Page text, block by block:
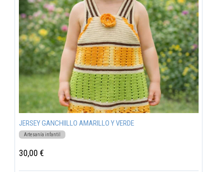
JERSEY GANCHIILLO AMARILLO Y VERDE
Artesanía infantil
30,00 €